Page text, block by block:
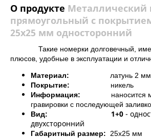
О продукте Металлический
прямоугольный с
25х25 мм односторонний
Такие номерки долговечный, имеют множество
плюсов, удобные в эксплуатации и
Материал:
латунь 2 мм
Покрытие:
никель
Информация: наносится
гравировки с последующей
Вид:
1+0 -
двухсторонний
Габаритный размер: 25х25 мм